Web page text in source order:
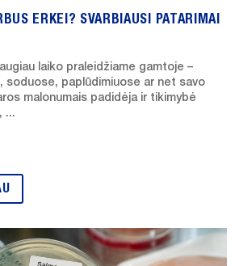
ERKEI? SVARBIAUSI PATARIMAI
laiko praleidžiame gamtoje –
soduose, paplūdimiuose ar net savo
malonumais padidėja ir tikimybė
...